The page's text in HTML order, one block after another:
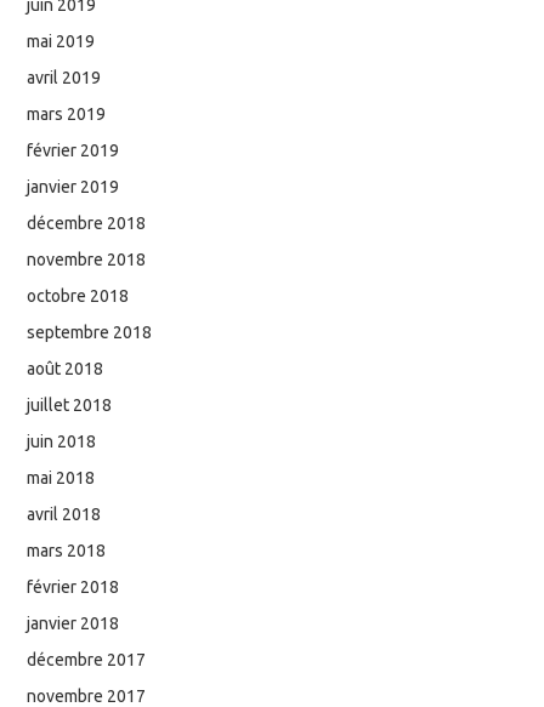
juin 2019
mai 2019
avril 2019
mars 2019
février 2019
janvier 2019
décembre 2018
novembre 2018
octobre 2018
septembre 2018
août 2018
juillet 2018
juin 2018
mai 2018
avril 2018
mars 2018
février 2018
janvier 2018
décembre 2017
novembre 2017